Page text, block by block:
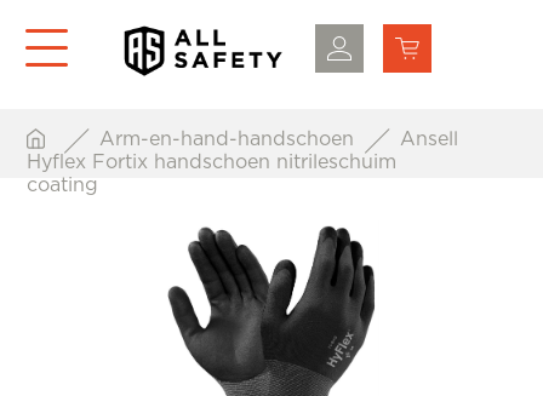
Arm-en-hand-handschoen
Ansell
Hyflex Fortix handschoen nitrileschuim
coating